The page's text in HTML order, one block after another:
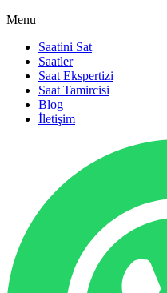
Menu
Saatini Sat
Saatler
Saat Ekspertizi
Saat Tamircisi
Blog
İletişim